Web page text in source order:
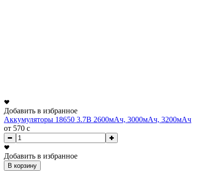
Добавить в избранное
Аккумуляторы 18650 3.7В 2600мАч, 3000мАч, 3200мАч
от 570 c
Добавить в избранное
В корзину